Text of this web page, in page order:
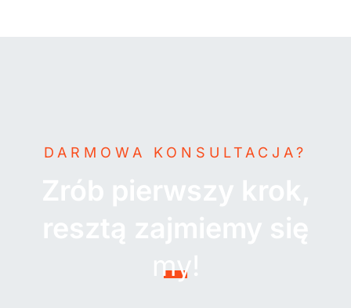
DARMOWA KONSULTACJA?
my!